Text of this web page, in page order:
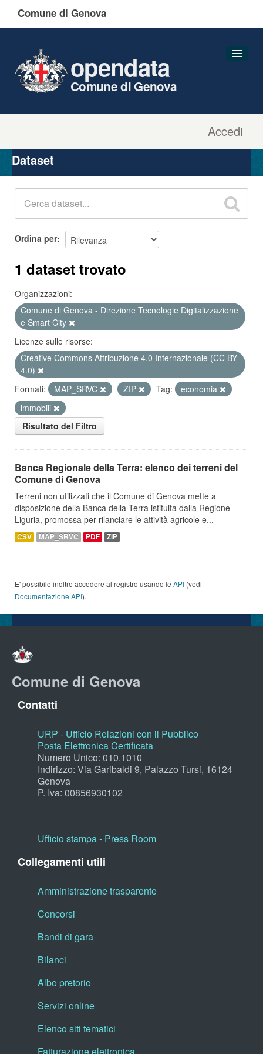
Comune di Genova
Accedi
opendata
Comune di Genova
Organizzazioni
Gruppi
Dataset
Ordina per
1 dataset trovato
Organizzazioni:
Comune di Genova - Direzione Tecnologie Digitalizzazione
e Smart City
Licenze sulle risorse:
Creative Commons Attribuzione 4.0 Internazionale (CC BY
4.0)
Formati:
MAP_SRVC ZIP Tag:
economia
immobili
Risultato del Filtro
Banca Regionale della Terra: elenco dei terreni del
Comune di Genova
Terreni non utilizzati che il Comune di Genova mette a
disposizione della Banca della Terra istituita dalla Regione
Liguria, promossa per rilanciare le attività agricole e...
CSV MAP_SRVC PDF ZIP
E' possibile inoltre accedere al registro usando le API (vedi
Documentazione API).
Comune di Genova
Contatti
URP - Ufficio Relazioni con il Pubblico
Posta Elettronica Certificata
Numero Unico: 010.1010
Indirizzo: Via Garibaldi 9, Palazzo Tursi, 16124
Genova
P. Iva: 00856930102
Ufficio stampa - Press Room
Collegamenti utili
Amministrazione trasparente
Concorsi
Bandi di gara
Bilanci
Albo pretorio
Servizi online
Elenco siti tematici